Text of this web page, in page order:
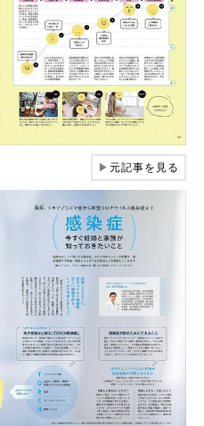
▶元記事を見る